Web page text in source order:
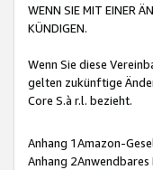
WENN SIE MIT EINER
KÜNDIGEN.
Wenn Sie diese
gelten zukünftige
Core S.à r.l. bezieht.
Anhang 1Amazon-
Anhang